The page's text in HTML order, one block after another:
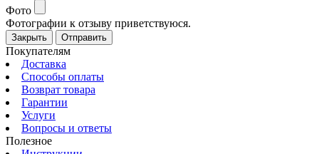
Фото
Фотографии к отзыву приветствуюся.
Закрыть Отправить
Покупателям
Доставка
Способы оплаты
Возврат товара
Гарантии
Услуги
Вопросы и ответы
Полезное